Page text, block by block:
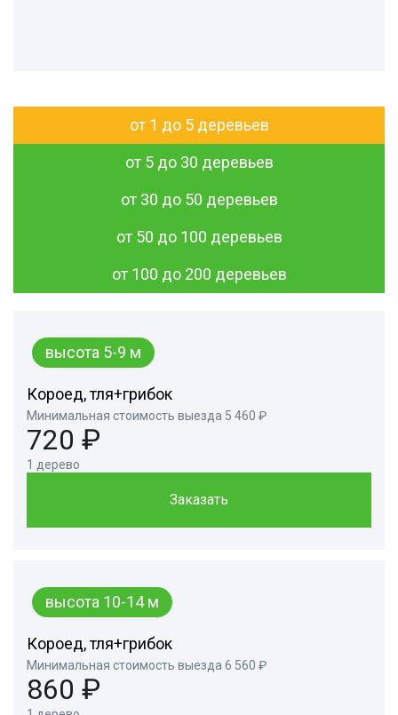
от 1 до 5 деревьев
от 5 до 30 деревьев
от 30 до 50 деревьев
от 50 до 100 деревьев
от 100 до 200 деревьев
высота 5-9 м
Короед, тля+грибок
Минимальная стоимость выезда 5 460 ₽
720 ₽
1 дерево
Заказать
высота 10-14 м
Короед, тля+грибок
Минимальная стоимость выезда 6 560 ₽
860 ₽